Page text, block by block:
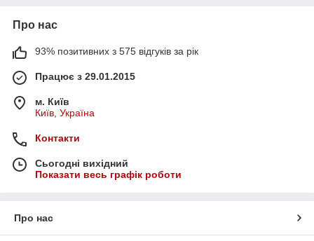
Про нас
93% позитивних з 575 відгуків за рік
Працює з 29.01.2015
м. Київ
Київ, Україна
Контакти
Сьогодні вихідний
Показати весь графік роботи
Про нас